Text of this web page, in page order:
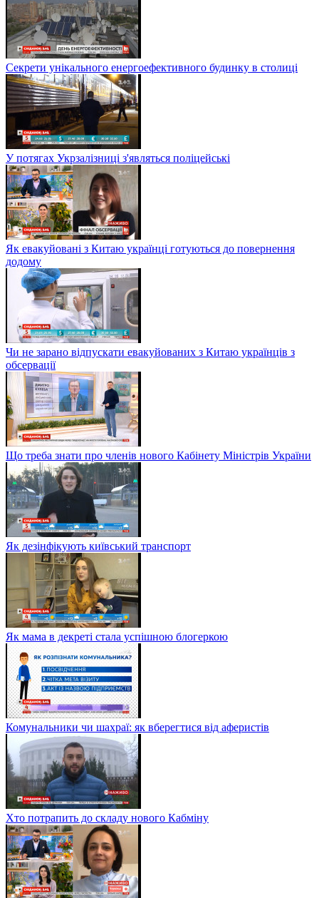
Секрети унікального енергоефективного будинку в столиці
У потягах Укрзалізниці з'являться поліцейські
Як евакуйовані з Китаю українці готуються до повернення
додому
Чи не зарано відпускати евакуйованих з Китаю українців з
обсервації
Що треба знати про членів нового Кабінету Міністрів України
Як дезінфікують київський транспорт
Як мама в декреті стала успішною блогеркою
Комунальники чи шахраї: як вберегтися від аферистів
Хто потрапить до складу нового Кабміну